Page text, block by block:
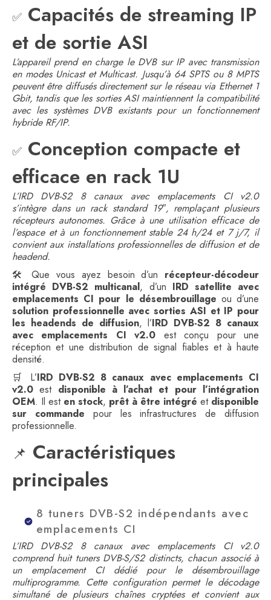
✅ Capacités de streaming IP
et de sortie ASI
L’appareil prend en charge le DVB sur IP avec transmission
en modes Unicast et Multicast. Jusqu’à 64 SPTS ou 8 MPTS
peuvent être diffusés directement sur le réseau via Ethernet 1
Gbit, tandis que les sorties ASI maintiennent la compatibilité
avec les systèmes DVB existants pour un fonctionnement
hybride RF/IP.
✅ Conception compacte et
efficace en rack 1U
L’IRD DVB-S2 8 canaux avec emplacements CI v2.0
s’intègre dans un rack standard 19″, remplaçant plusieurs
récepteurs autonomes. Grâce à une utilisation efficace de
l’espace et à un fonctionnement stable 24 h/24 et 7 j/7, il
convient aux installations professionnelles de diffusion et de
headend.
🛠️ Que vous ayez besoin d’un récepteur-décodeur
intégré DVB-S2 multicanal, d’un IRD satellite avec
emplacements CI pour le désembrouillage ou d’une
solution professionnelle avec sorties ASI et IP pour
les headends de diffusion, l’IRD DVB-S2 8 canaux
avec emplacements CI v2.0 est conçu pour une
réception et une distribution de signal fiables et à haute
densité.
🛒 L’IRD DVB-S2 8 canaux avec emplacements CI
v2.0 est disponible à l’achat et pour l’intégration
OEM. Il est en stock, prêt à être intégré et disponible
sur commande pour les infrastructures de diffusion
professionnelle.
📌 Caractéristiques
principales
8 tuners DVB-S2 indépendants avec
emplacements CI
L’IRD DVB-S2 8 canaux avec emplacements CI v2.0
comprend huit tuners DVB-S/S2 distincts, chacun associé à
un emplacement CI dédié pour le désembrouillage
multiprogramme. Cette configuration permet le décodage
simultané de plusieurs chaînes cryptées et convient aux